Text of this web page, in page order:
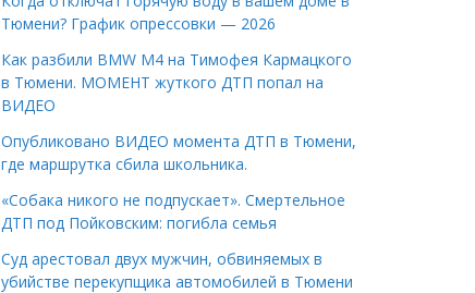
Тюмени? График опрессовки — 2026
Как разбили BMW M4 на Тимофея Кармацкого
в Тюмени. МОМЕНТ жуткого ДТП попал на
ВИДЕО
Опубликовано ВИДЕО момента ДТП в Тюмени,
где маршрутка сбила школьника.
«Собака никого не подпускает». Смертельное
ДТП под Пойковским: погибла семья
Суд арестовал двух мужчин, обвиняемых в
убийстве перекупщика автомобилей в Тюмени